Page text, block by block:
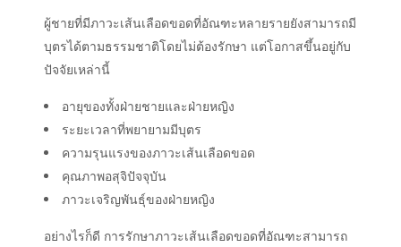
ผู้ชายที่มีภาวะเส้นเลือดขอดที่อัณฑะหลายรายยังสามารถมี
บุตรได้ตามธรรมชาติโดยไม่ต้องรักษา แต่โอกาสขึ้นอยู่กับ
ปัจจัยเหล่านี้
อายุของทั้งฝ่ายชายและฝ่ายหญิง
ระยะเวลาที่พยายามมีบุตร
ความรุนแรงของภาวะเส้นเลือดขอด
คุณภาพอสุจิปัจจุบัน
ภาวะเจริญพันธุ์ของฝ่ายหญิง
อย่างไรก็ดี การรักษาภาวะเส้นเลือดขอดที่อัณฑะสามารถ